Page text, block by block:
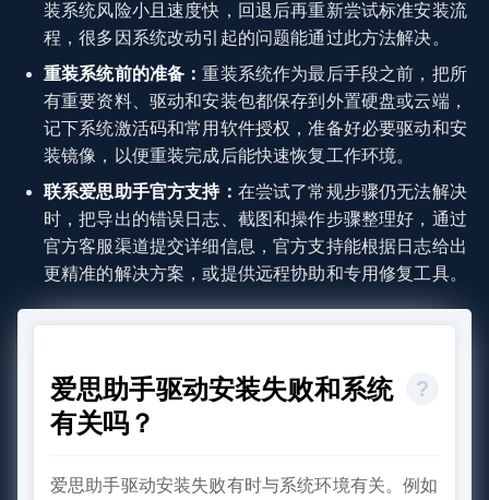
装系统风险小且速度快，回退后再重新尝试标准安装流
程，很多因系统改动引起的问题能通过此方法解决。
重装系统前的准备：重装系统作为最后手段之前，把所
有重要资料、驱动和安装包都保存到外置硬盘或云端，
记下系统激活码和常用软件授权，准备好必要驱动和安
装镜像，以便重装完成后能快速恢复工作环境。
联系爱思助手官方支持： 在尝试了常规步骤仍无法解决
时，把导出的错误日志、截图和操作步骤整理好，通过
官方客服渠道提交详细信息，官方支持能根据日志给出
更精准的解决方案，或提供远程协助和专用修复工具。
爱思助手驱动安装失败和系统
有关吗？
爱思助手驱动安装失败有时与系统环境有关。例如